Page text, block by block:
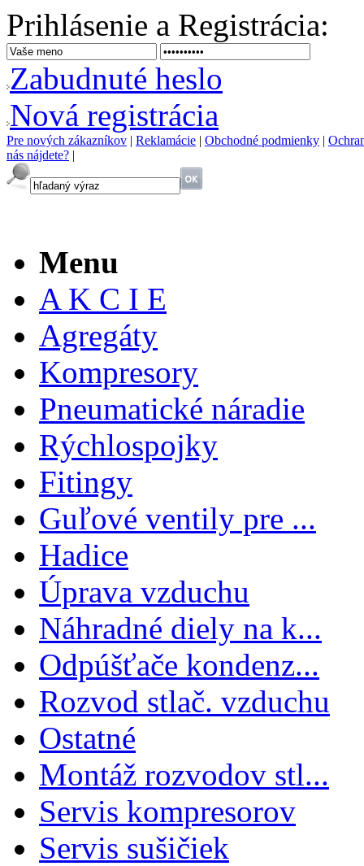
Prihlásenie a Registrácia:
Zabudnuté heslo
Nová registrácia
Pre nových zákazníkov | Reklamácie | Obchodné podmienky | O
nás nájdete? |
Menu
A K C I E
Agregáty
Kompresory
Pneumatické náradie
Rýchlospojky
Fitingy
Guľové ventily pre ...
Hadice
Úprava vzduchu
Náhradné diely na k...
Odpúšťače kondenz...
Rozvod stlač. vzduchu
Ostatné
Montáž rozvodov stl...
Servis kompresorov
Servis sušičiek